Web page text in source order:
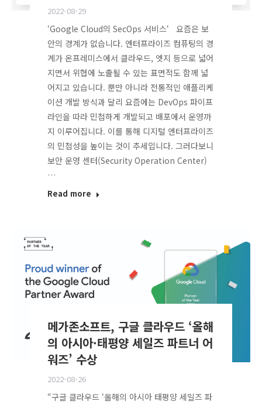
2022-08-29
‘Google Cloud의 SecOps 서비스‘ 요즘은 보
안의 경계가 없습니다. 엔터프라이즈 컴퓨팅의 경
계가 온프레미스에서 클라우드, 엣지 등으로 넓어
지면서 위협에 노출될 수 있는 표면적도 함께 넓
어지고 있습니다. 뿐만 아니라 전통적인 애플리케
이션 개발 방식과 달리 요즘에는 DevOps 파이프
라인을 따라 민첩하게 개발되고 배포에서 운영까
지 이루어집니다. 이를 통해 디지털 엔터프라이즈
의 민첩성을 높이는 것이 추세입니다. 그러다보니
보안 운영 센터(Security Operation Center)
…
Read more
메가존소프트, 구글 클라우드 ‘올해
의 아시아·태평양 세일즈 파트너 어
워즈’ 수상
2022-08-26
“구글 클라우드 ‘올해의 아시아 태평양 세일즈 파